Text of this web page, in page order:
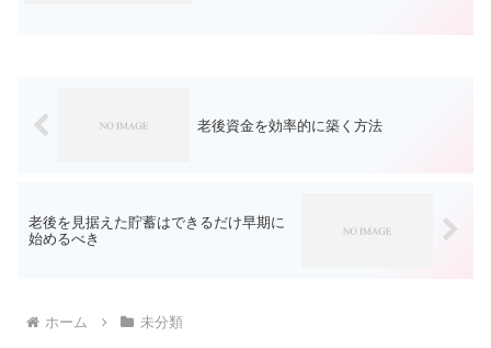
老後資金を効率的に築く方法
老後を見据えた貯蓄はできるだけ早期に
始めるべき
ホーム 未分類